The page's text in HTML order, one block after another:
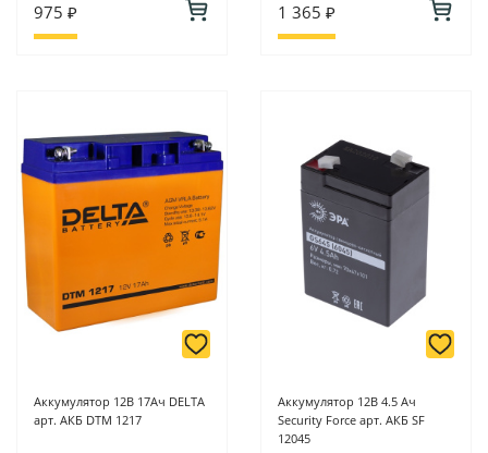
975 ₽ 1 365 ₽
Аккумулятор 12В 17Ач DELTA
арт. АКБ DTM 1217
Аккумулятор 12В 4.5 Ач
Security Force арт. АКБ SF
12045